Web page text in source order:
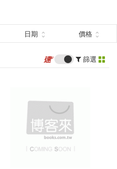
(3)
日期 價格
篩選